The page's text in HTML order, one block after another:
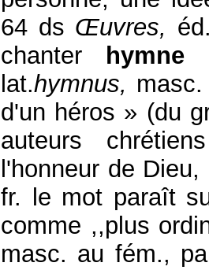
64 ds Œuvres,
chanter
hymne
lat.hymnus,
d'un héros » (du
auteurs
l'honneur de
fr. le mot paraît
comme ,,plus
masc. au fém.,